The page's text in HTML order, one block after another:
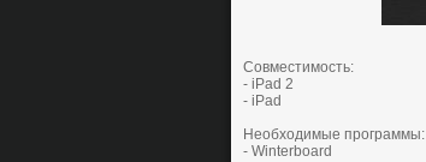
Совместимость:
- iPad 2
- iPad
Необходимые программы:
- Winterboard